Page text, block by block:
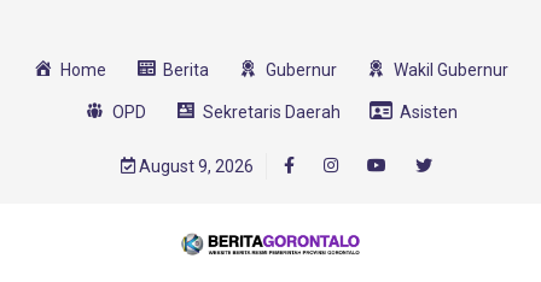
Home Berita Gubernur Wakil Gubernur
OPD Sekretaris Daerah Asisten
August 9, 2026